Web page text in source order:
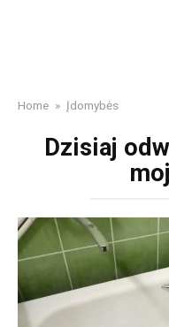
Home » Įdomybės
Dzisiaj